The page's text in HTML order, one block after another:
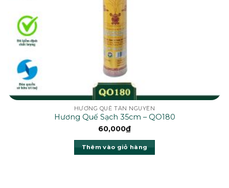
HƯƠNG QUẾ TÂN NGUYÊN
Hương Quế Sạch 35cm – QO180
60,000₫
Thêm vào giỏ hàng